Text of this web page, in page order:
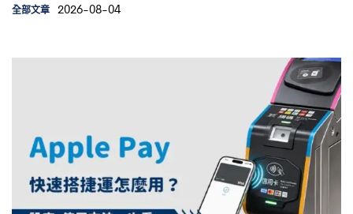
全部文章 2026-08-04